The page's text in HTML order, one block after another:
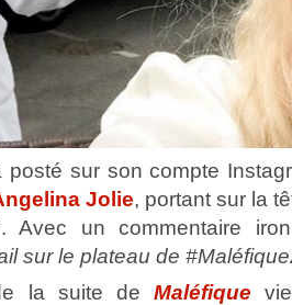
posté sur son compte
Jolie, portant sur la
Avec un commentaire
sur le plateau de
la suite deMaléfique